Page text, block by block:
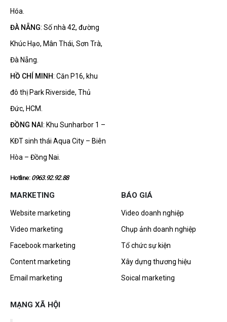
Hóa.
ĐÀ NẴNG: Số nhà 42, đường
Khúc Hạo, Mân Thái, Sơn Trà,
Đà Nẵng.
HỒ CHÍ MINH: Căn P16, khu
đô thị Park Riverside, Thủ
Đức, HCM.
ĐỒNG NAI : Khu Sunharbor 1 –
KĐT sinh thái Aqua City – Biên
Hòa – Đồng Nai.
Hotline: 0963.92.92.88
MARKETING
Website marketing
Video marketing
Facebook marketing
Content marketing
Email marketing
BÁO GIÁ
Video doanh nghiệp
Chụp ảnh doanh nghiệp
Tổ chức sự kiện
Xây dựng thương hiệu
Soical marketing
MẠNG XÃ HỘI